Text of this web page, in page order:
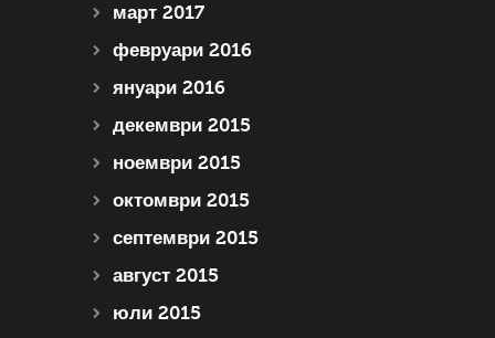
март 2017
февруари 2016
януари 2016
декември 2015
ноември 2015
октомври 2015
септември 2015
август 2015
юли 2015